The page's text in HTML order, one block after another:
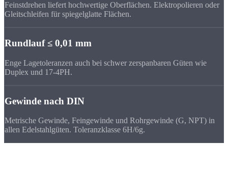
Feinstdrehen liefert hochwertige Oberflächen. Elektropolieren oder
Gleitschleifen für spiegelglatte Flächen.
Rundlauf ≤ 0,01 mm
Enge Lagetoleranzen auch bei schwer zerspanbaren Güten wie
Duplex und 17-4PH.
Gewinde nach DIN
Metrische Gewinde, Feingewinde und Rohrgewinde (G, NPT) in
allen Edelstahlgüten. Toleranzklasse 6H/6g.